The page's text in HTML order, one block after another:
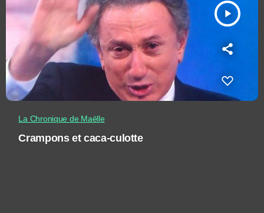
play_arrow
La Chronique de Maëlle
Crampons et caca-culotte